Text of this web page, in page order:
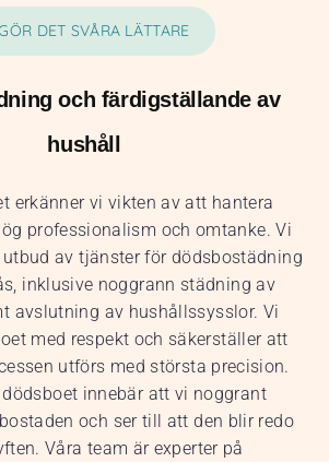
DET SVÅRA LÄTTARE
och färdigställande av
hushåll
erkänner vi vikten av att hantera
professionalism och omtanke. Vi
av tjänster för dödsbostädning
inklusive noggrann städning av
avslutning av hushållssysslor. Vi
med respekt och säkerställer att
utförs med största precision.
innebär att vi noggrant
och ser till att den blir redo
Våra team är experter på